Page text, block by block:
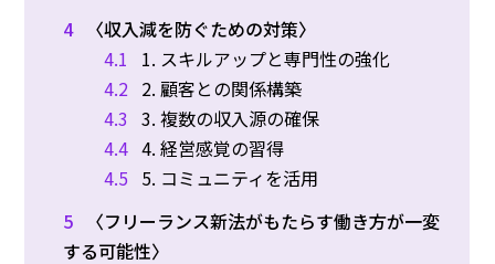
4
〈収入減を防ぐための対策〉
4.1
1. スキルアップと専門性の強化
4.2 2. 顧客との関係構築
4.3 3. 複数の収入源の確保
4.4 4. 経営感覚の習得
4.5 5. コミュニティを活用
5
〈フリーランス新法がもたらす働き方が一変
する可能性〉